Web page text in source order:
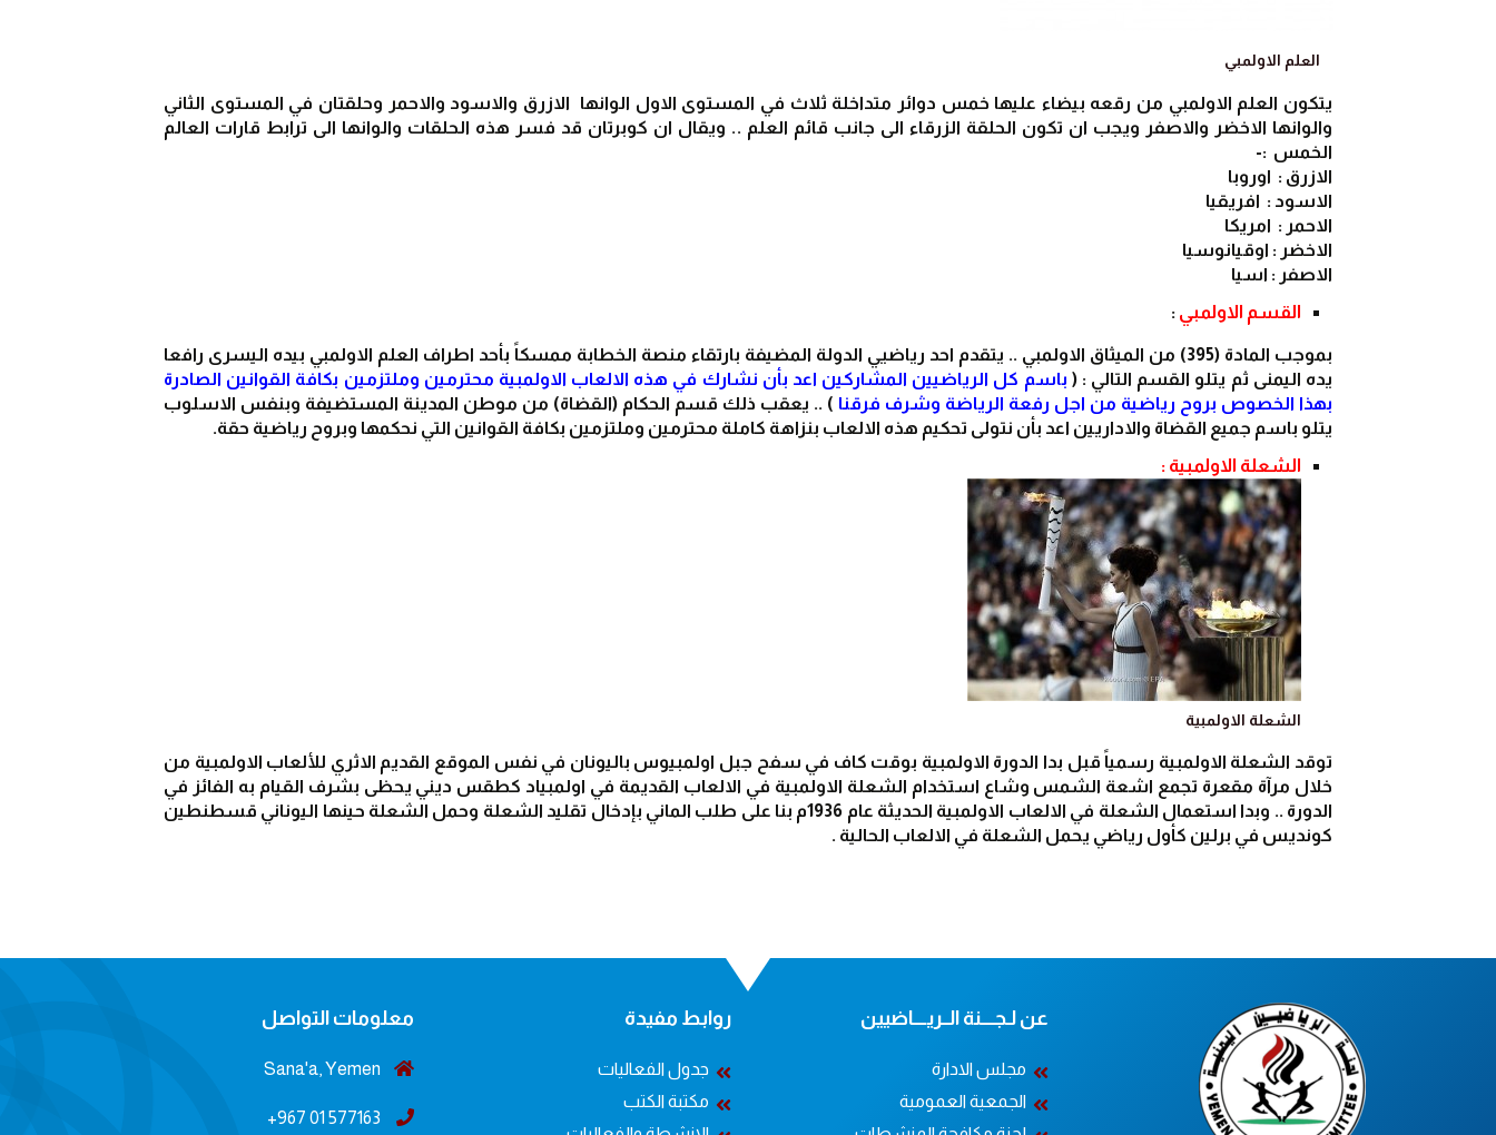
العلم الاولمبي
الخمس  :-
الازرق :  اوروبا
الاسود :  افريقيا
الاحمر :  امريكا
الاخضر : اوقيانوسيا
الاصفر : اسيا
القسم الاولمبي :
يده اليمنى ثم يتلو القسم التالي : (
بهذا الخصوص بروح رياضية من اجل رفعة الرياضة وشرف فرقنا
يتلو باسم جميع القضاة والاداريين اعد بأن نتولى تحكيم هذه الالعاب بنزاهة كاملة محترمين وملتزمين بكافة القوانين التي نحكمها وبروح رياضية حقة.
الشعلة الاولمبية :
الشعلة الاولمبية
كونديس في برلين كأول رياضي يحمل الشعلة في الالعاب الحالية .
عن لـجــــنة الــريــــاضيين
مجلس الادارة
الجمعية العمومية
روابط مفيدة
جدول الفعاليات
مكتبة الكتب
معلومات التواصل
Sana'a, Yemen
577163 01 967+